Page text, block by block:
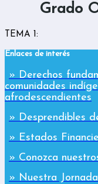
Grado
TEMA 1:
Enlaces de interés
» Derechos
comunidades
afrodescendientes
» Desprendibles
» Estados
» Conozca
» Nuestra